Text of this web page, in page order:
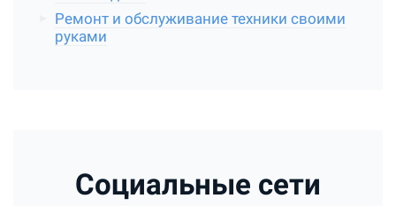
Ремонт и обслуживание техники своими
руками
Социальные сети